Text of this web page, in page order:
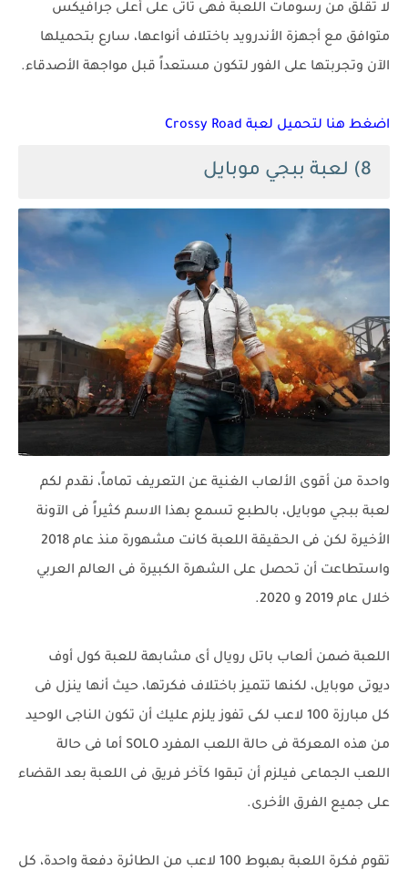
لا تقلق من رسومات اللعبة فهى تاتى على أعلى جرافيكس
متوافق مع أجهزة الأندرويد باختلاف أنواعها، سارع بتحميلها
الآن وتجربتها على الفور لتكون مستعداً قبل مواجهة الأصدقاء.
اضغط هنا لتحميل لعبة Crossy Road
8) لعبة ببجي موبايل
واحدة من أقوى الألعاب الغنية عن التعريف تماماً، نقدم لكم
لعبة ببجي موبايل، بالطبع تسمع بهذا الاسم كثيراً فى الآونة
الأخيرة لكن فى الحقيقة اللعبة كانت مشهورة منذ عام 2018
واستطاعت أن تحصل على الشهرة الكبيرة فى العالم العربي
خلال عام 2019 و 2020.
اللعبة ضمن ألعاب باتل رويال أى مشابهة للعبة كول أوف
ديوتى موبايل، لكنها تتميز باختلاف فكرتها، حيث أنها ينزل فى
كل مبارزة 100 لاعب لكى تفوز يلزم عليك أن تكون الناجى الوحيد
من هذه المعركة فى حالة اللعب المفرد SOLO أما فى حالة
اللعب الجماعى فيلزم أن تبقوا كآخر فريق فى اللعبة بعد القضاء
على جميع الفرق الأخرى.
تقوم فكرة اللعبة بهبوط 100 لاعب من الطائرة دفعة واحدة، كل